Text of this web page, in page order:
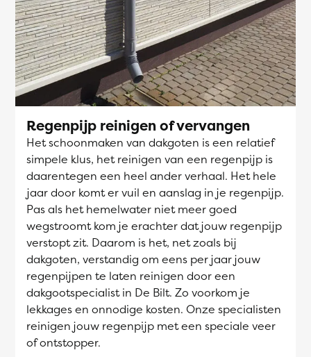
Regenpijp reinigen of vervangen
Het schoonmaken van dakgoten is een relatief
simpele klus, het reinigen van een regenpijp is
daarentegen een heel ander verhaal. Het hele
jaar door komt er vuil en aanslag in je regenpijp.
Pas als het hemelwater niet meer goed
wegstroomt kom je erachter dat jouw regenpijp
verstopt zit. Daarom is het, net zoals bij
dakgoten, verstandig om eens per jaar jouw
regenpijpen te laten reinigen door een
dakgootspecialist in De Bilt. Zo voorkom je
lekkages en onnodige kosten. Onze specialisten
reinigen jouw regenpijp met een speciale veer
of ontstopper.